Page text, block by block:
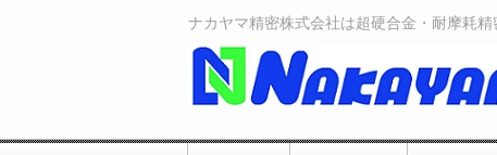
ナカヤマ精密株式会社は超硬合金・耐摩耗